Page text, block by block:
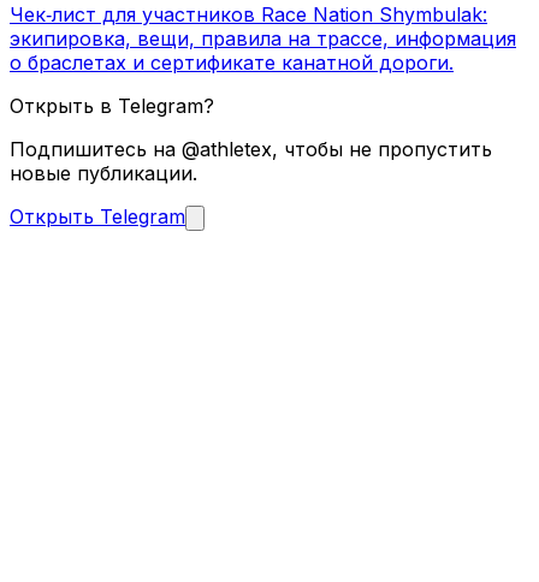
Чек‑лист для участников Race Nation Shymbulak:
экипировка, вещи, правила на трассе, информация
о браслетах и сертификате канатной дороги.
Открыть в Telegram?
Подпишитесь на @athletex, чтобы не пропустить
новые публикации.
Открыть Telegram